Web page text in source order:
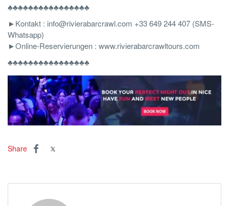
♣♣♣♣♣♣♣♣♣♣♣♣♣♣♣♣
►Kontakt : info@rivierabarcrawl.com +33 649 244 407 (SMS-
Whatsapp)
►Online-Reservierungen : www.rivierabarcrawltours.com
♣♣♣♣♣♣♣♣♣♣♣♣♣♣♣♣
Share